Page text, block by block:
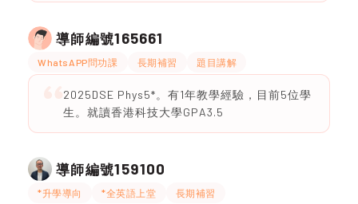
導師編號165661
WhatsAPP問功課 長期補習 題目講解
2025DSE Phys5*。有1年教學經驗，目前5位學
生。就讀香港科技大學GPA3.5
導師編號159100
*升學導向 *全英語上堂 長期補習